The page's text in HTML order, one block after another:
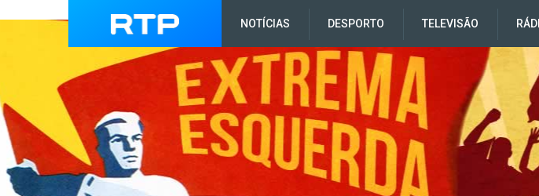
NOTÍCIAS DESPORTO TELEVISÃO